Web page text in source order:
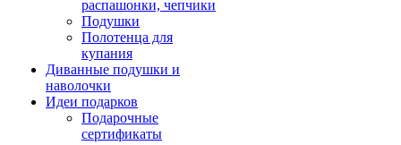
распашонки, чепчики
Подушки
Полотенца для
купания
Диванные подушки и
наволочки
Идеи подарков
Подарочные
сертификаты